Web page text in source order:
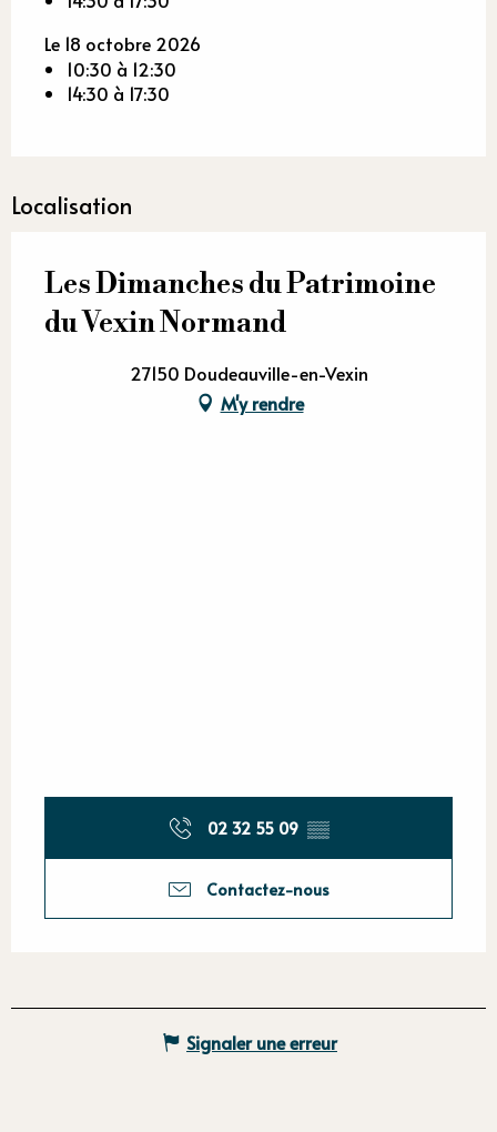
Le 18 octobre 2026
10:30 à 12:30
14:30 à 17:30
Localisation
Les Dimanches du Patrimoine
du Vexin Normand
27150 Doudeauville-en-Vexin
M'y rendre
02 32 55 09 ▒▒
Contactez-nous
Signaler une erreur